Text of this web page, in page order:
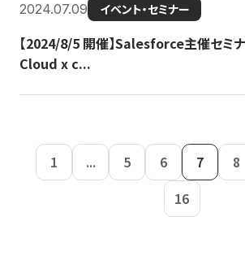
2024.07.09 イベント・セミナー
【2024/8/5 開催】Salesforce主催セ
Cloud x c...
1 ... 5 6 7 8
16